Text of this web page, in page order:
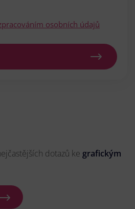
osobních údajů
dotazů ke grafickým